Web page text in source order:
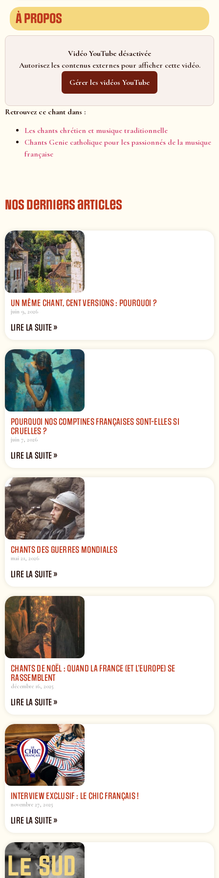
À propos
Vidéo YouTube désactivée
Autorisez les contenus externes pour afficher cette vidéo.
Gérer les vidéos YouTube
Retrouvez ce chant dans :
Les chants chrétien et musique traditionnelle
Chants Genie catholique pour les passionnés de la musique
française
Nos derniers articles
UN MÊME CHANT, CENT VERSIONS : POURQUOI ?
juin 9, 2026
LIRE LA SUITE »
POURQUOI NOS COMPTINES FRANÇAISES SONT-ELLES SI
CRUELLES ?
juin 7, 2026
LIRE LA SUITE »
CHANTS DES GUERRES MONDIALES
mai 21, 2026
LIRE LA SUITE »
CHANTS DE NOËL : QUAND LA FRANCE (ET L’EUROPE) SE
RASSEMBLENT
décembre 16, 2025
LIRE LA SUITE »
INTERVIEW EXCLUSIF : LE CHIC FRANÇAIS !
novembre 27, 2025
LIRE LA SUITE »